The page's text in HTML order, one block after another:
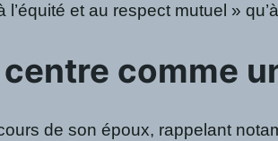
et au respect mutuel »
comme
de son époux, rappelant